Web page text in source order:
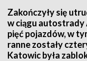
Zakończyły się
w ciągu autostrady
pięć pojazdów, w
ranne zostały
Katowic była